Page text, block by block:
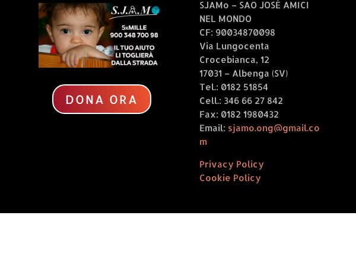
l’anno 2023, del
rimborso delle spese
DONA ORA
SJAMo – SAO JOSÉ AMICI
NEL MONDO
CF: 90034870098
Via Lungocenta
Crocebianca, 12
17031 – Albenga (SV)
Tel.: 0182 51854
Cell.: 346 66 27 842
Fax: 0182 1980432
Email: sjamo.ong@gmail.co
m
Privacy Policy
Cookie Policy